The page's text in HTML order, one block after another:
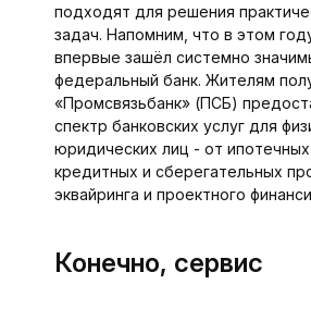
подходят для решения
задач. Напомним, что в этом
впервые зашёл системно
федеральный банк. Жителям
«Промсвязьбанк» (ПСБ)
спектр банковских услуг для
юридических лиц - от ипотечных
кредитных и сберегательных
эквайринга и проектного
Конечно, сервис